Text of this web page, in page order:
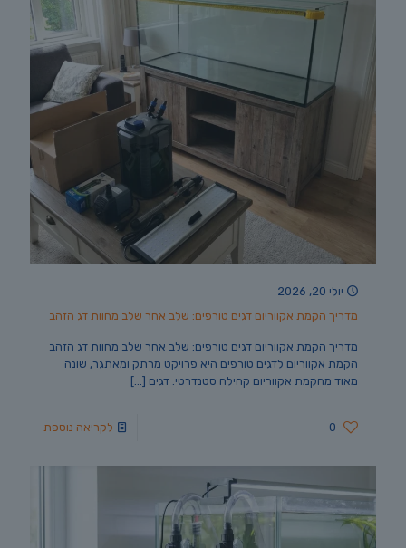
יולי 20, 2026
מדריך הקמת אקווריום דגים טורפים: שלב אחר שלב מחוות דג הזהב
מדריך הקמת אקווריום דגים טורפים: שלב אחר שלב מחוות דג הזהב
הקמת אקווריום לדגים טורפים היא פרויקט מרתק ומאתגר, שונה
מאוד מהקמת אקווריום קהילה סטנדרטי. דגים […]
0 לקריאה נוספת